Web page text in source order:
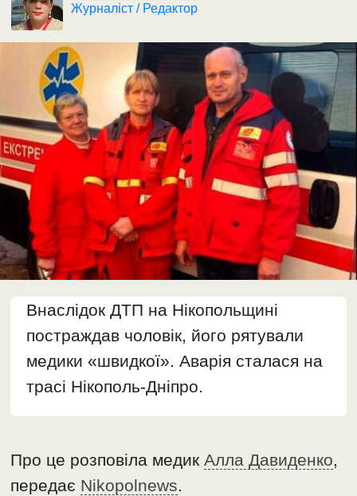
Журналіст / Редактор
Внаслідок ДТП на Нікопольщині
постраждав чоловік, його рятували
медики «швидкої». Аварія сталася на
трасі Нікополь-Дніпро.
Про це розповіла медикАлла Давиденко,
передає Nikopolnews.